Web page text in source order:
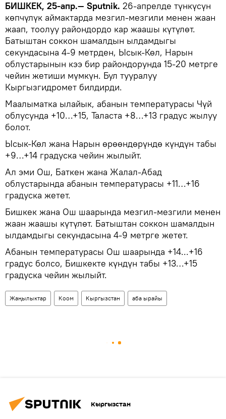
БИШКЕК, 25-апр.— Sputnik. 26-апрелде түнкүсүн
көпчүлүк аймактарда мезгил-мезгили менен жаан
жаап, тоолуу райондордо кар жаашы күтүлөт.
Батыштан соккон шамалдын ылдамдыгы
секундасына 4-9 метрден, Ысык-Көл, Нарын
облустарынын кээ бир райондорунда 15-20 метрге
чейин жетиши мүмкүн. Бул тууралуу
Кыргызгидромет билдирди.
Маалыматка ылайык, абанын температурасы Чүй
облусунда +10…+15, Таласта +8…+13 градус жылуу
болот.
Ысык-Көл жана Нарын өрөөндөрүндө күндүн табы
+9…+14 градуска чейин жылыйт.
Ал эми Ош, Баткен жана Жалал-Абад
облустарында абанын температурасы +11…+16
градуска жетет.
Бишкек жана Ош шаарында мезгил-мезгили менен
жаан жаашы күтүлөт. Батыштан соккон шамалдын
ылдамдыгы секундасына 4-9 метрге жетет.
Абанын температурасы Ош шаарында +14...+16
градус болсо, Бишкекте күндүн табы +13…+15
градуска чейин жылыйт.
Жаңылыктар Коом Кыргызстан аба ырайы
Кыргызстан